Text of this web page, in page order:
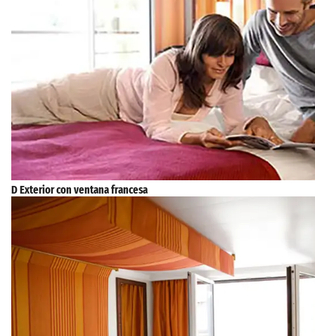
D Exterior con ventana francesa